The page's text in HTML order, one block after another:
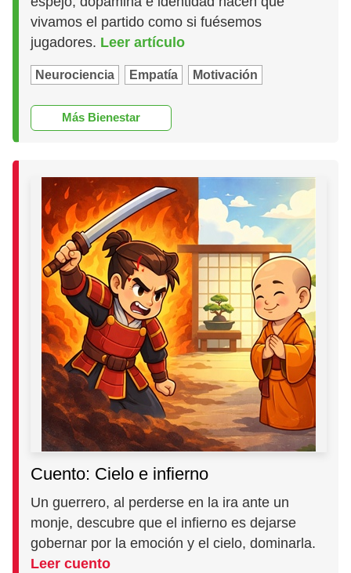
vivamos el partido como si fuésemos
jugadores. Leer artículo
Neurociencia Empatía Motivación
Más Bienestar
Cuento: Cielo e infierno
Un guerrero, al perderse en la ira ante un
monje, descubre que el infierno es dejarse
gobernar por la emoción y el cielo, dominarla.
Leer cuento